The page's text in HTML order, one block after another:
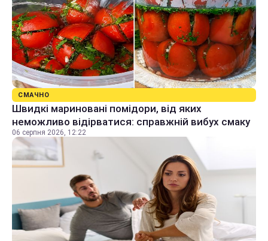
СМАЧНО
Швидкі мариновані помідори, від яких
неможливо відірватися: справжній вибух смаку
06 серпня 2026, 12:22